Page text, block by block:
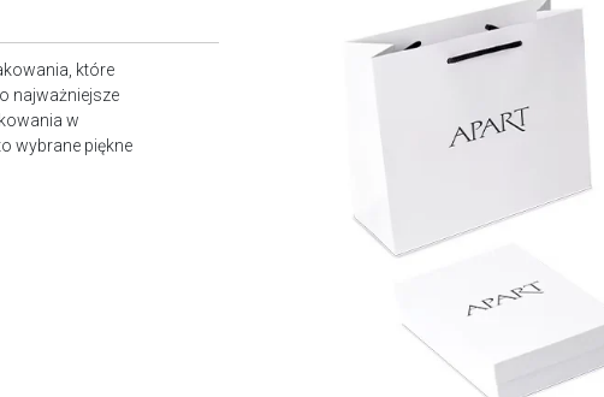
które
najważniejsze
w
wybrane piękne